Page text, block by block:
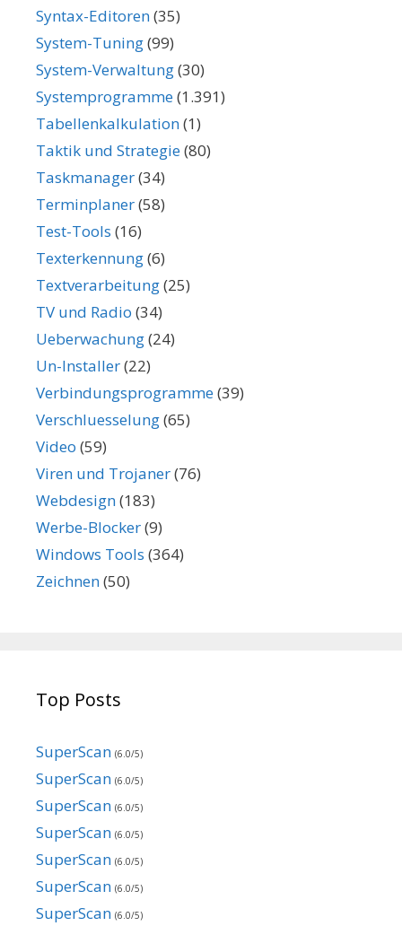
Syntax-Editoren(35)
System-Tuning(99)
System-Verwaltung(30)
Systemprogramme(1.391)
Tabellenkalkulation(1)
Taktik und Strategie(80)
Taskmanager(34)
Terminplaner(58)
Test-Tools (16)
Texterkennung(6)
Textverarbeitung(25)
TV und Radio (34)
Ueberwachung(24)
Un-Installer(22)
Verbindungsprogramme(39)
Verschluesselung(65)
Video (59)
Viren und Trojaner(76)
Webdesign(183)
Werbe-Blocker(9)
Windows Tools (364)
Zeichnen(50)
Top Posts
SuperScan (6.0/5)
SuperScan (6.0/5)
SuperScan (6.0/5)
SuperScan (6.0/5)
SuperScan (6.0/5)
SuperScan (6.0/5)
SuperScan (6.0/5)